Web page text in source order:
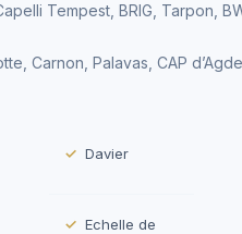
Tempest, BRIG, Tarpon,
Carnon, Palavas, CAP
Davier
Echelle de